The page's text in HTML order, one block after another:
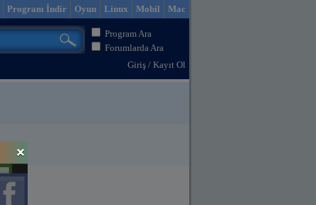
Mac
Mobil
Linux
Oyun
Program İndir
Program Ara
Forumlarda Ara
Giriş / Kayıt Ol